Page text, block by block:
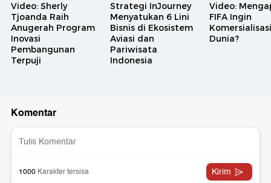
Video: Sherly
Tjoanda Raih
Anugerah Program
Inovasi
Pembangunan
Terpuji
Strategi InJourney
Menyatukan 6 Lini
Bisnis di Ekosistem
Aviasi dan
Pariwisata
Indonesia
Video:
FIFA Ingin
Dunia?